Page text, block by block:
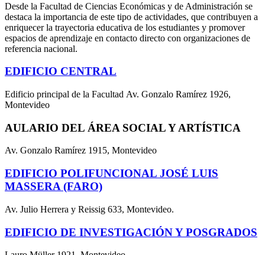
Desde la Facultad de Ciencias Económicas y de Administración se
destaca la importancia de este tipo de actividades, que contribuyen a
enriquecer la trayectoria educativa de los estudiantes y promover
espacios de aprendizaje en contacto directo con organizaciones de
referencia nacional.
EDIFICIO CENTRAL
Edificio principal de la Facultad Av. Gonzalo Ramírez 1926,
Montevideo
AULARIO DEL ÁREA SOCIAL Y ARTÍSTICA
Av. Gonzalo Ramírez 1915, Montevideo
EDIFICIO POLIFUNCIONAL JOSÉ LUIS
MASSERA (FARO)
Av. Julio Herrera y Reissig 633, Montevideo.
EDIFICIO DE INVESTIGACIÓN Y POSGRADOS